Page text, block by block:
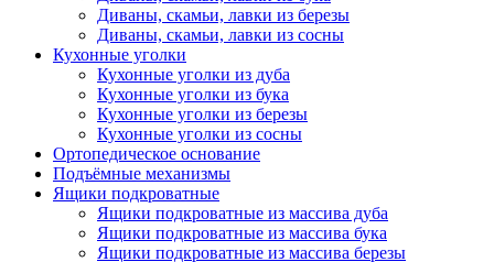
Диваны, скамьи, лавки из березы
Диваны, скамьи, лавки из сосны
Кухонные уголки
Кухонные уголки из дуба
Кухонные уголки из бука
Кухонные уголки из березы
Кухонные уголки из сосны
Ортопедическое основание
Подъёмные механизмы
Ящики подкроватные
Ящики подкроватные из массива дуба
Ящики подкроватные из массива бука
Ящики подкроватные из массива березы